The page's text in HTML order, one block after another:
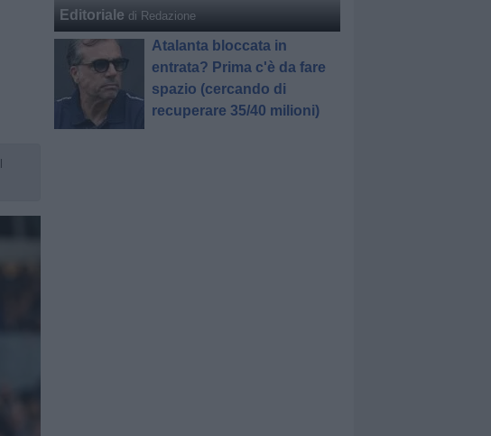
Editoriale di Redazione
Atalanta bloccata in
entrata? Prima c'è da fare
spazio (cercando di
recuperare 35/40 milioni)